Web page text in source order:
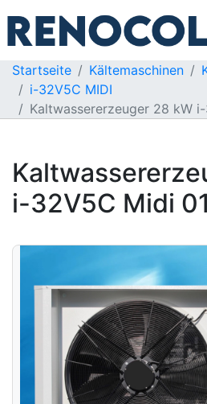
Startseite Kältemaschinen
i-32V5C MIDI
Kaltwassererzeuger 28 kW
i-32V5C Midi